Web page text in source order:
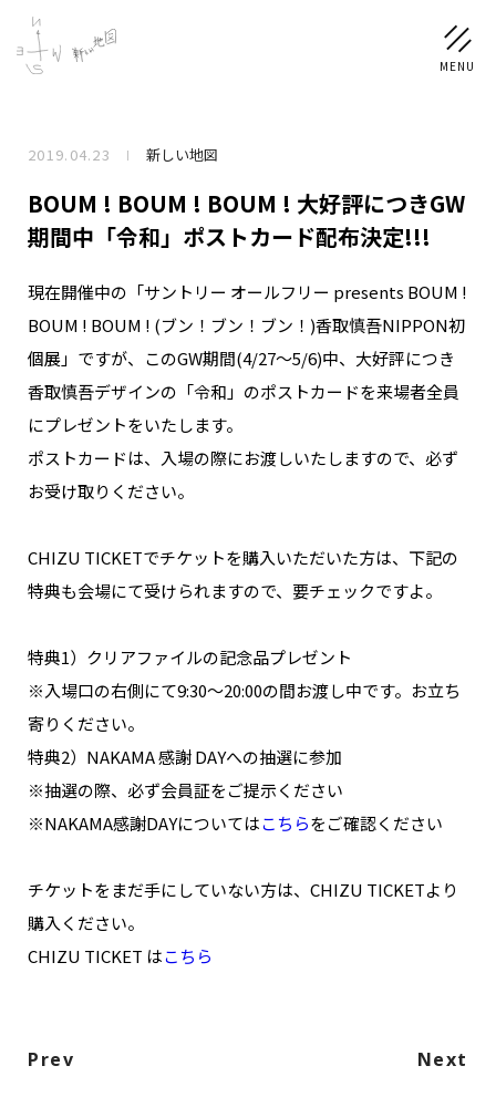
NEWS
SCHEDULE
PROFILE
稲垣 吾郎 草彅 剛 香取 慎吾
DISCOGRAPHY
CHIZUSHOP
CHIZULOG
FAQ
メールマガジン登録/解除
2019.04.23 新しい地図
BOUM ! BOUM ! BOUM ! 大好評につきGW
期間中「令和」ポストカード配布決定!!!
現在開催中の「サントリー オールフリー presents BOUM !
BOUM ! BOUM ! (ブン！ブン！ブン！)香取慎吾NIPPON初
個展」ですが、このGW期間(4/27～5/6)中、大好評につき
香取慎吾デザインの「令和」のポストカードを来場者全員
にプレゼントをいたします。
ポストカードは、入場の際にお渡しいたしますので、必ず
お受け取りください。
CHIZU TICKETでチケットを購入いただいた方は、下記の
特典も会場にて受けられますので、要チェックですよ。
特典1）クリアファイルの記念品プレゼント
※入場口の右側にて9:30〜20:00の間お渡し中です。お立ち
寄りください。
特典2）NAKAMA 感謝 DAYへの抽選に参加
※抽選の際、必ず会員証をご提示ください
※NAKAMA感謝DAYについてはこちらをご確認ください
チケットをまだ手にしていない方は、CHIZU TICKETより
購入ください。
CHIZU TICKET はこちら
Prev Next